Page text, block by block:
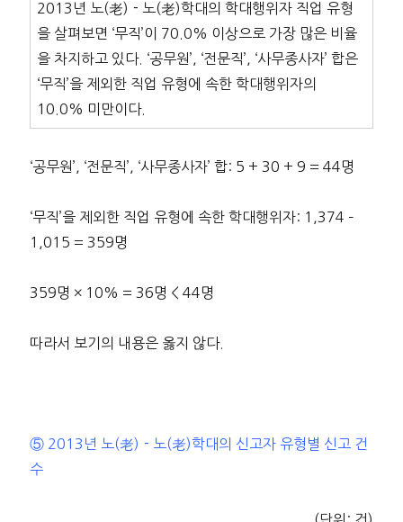
2013년 노(老)－노(老)학대의 학대행위자 직업 유형
을 살펴보면 ‘무직’이 70.0% 이상으로 가장 많은 비율
을 차지하고 있다. ‘공무원’, ‘전문직’, ‘사무종사자’ 합은
‘무직’을 제외한 직업 유형에 속한 학대행위자의
10.0% 미만이다.
‘공무원’, ‘전문직’, ‘사무종사자’ 합: 5 + 30 + 9 = 44명
‘무직’을 제외한 직업 유형에 속한 학대행위자: 1,374 –
1,015 = 359명
359명 × 10% = 36명 < 44명
따라서 보기의 내용은 옳지 않다.
⑤ 2013년 노(老)－노(老)학대의 신고자 유형별 신고 건
수